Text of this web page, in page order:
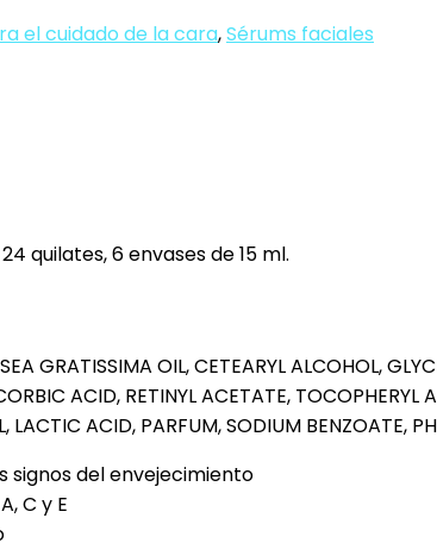
el cuidado de la cara,Sérums faciales
quilates, 6 envases de 15 ml.
GRATISSIMA OIL, CETEARYL ALCOHOL,
ACID, RETINYL ACETATE,
LACTIC ACID, PARFUM, SODIUM BENZOATE,
signos del envejecimiento
C y E